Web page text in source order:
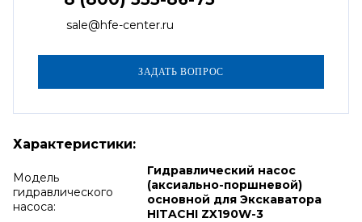
sale@hfe-center.ru
Характеристики:
Модель
гидравлического
насоса:
Гидравлический насос
(аксиально-поршневой)
основной для Экскаватора
HITACHI ZX190W-3